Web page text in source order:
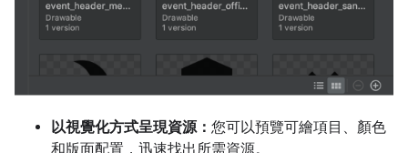
以視覺化方式呈現資源： 您可以預覽可繪項目、顏色
和版面配置，迅速找出所需資源。